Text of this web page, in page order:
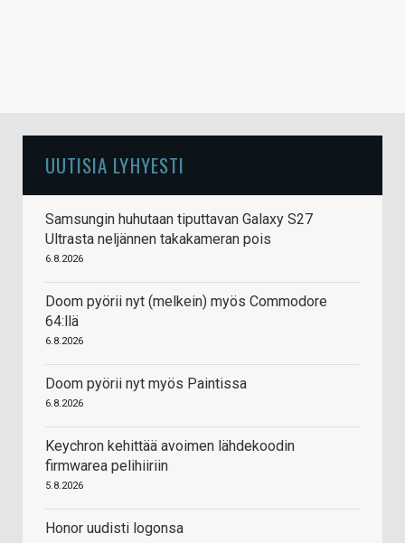
UUTISIA LYHYESTI
Samsungin huhutaan tiputtavan Galaxy S27
Ultrasta neljännen takakameran pois
6.8.2026
Doom pyörii nyt (melkein) myös Commodore
64:llä
6.8.2026
Doom pyörii nyt myös Paintissa
6.8.2026
Keychron kehittää avoimen lähdekoodin
firmwarea pelihiiriin
5.8.2026
Honor uudisti logonsa